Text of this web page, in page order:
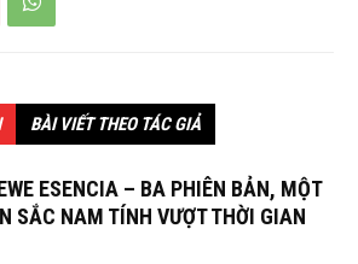
BÀI VIẾT THEO TÁC GIẢ
ESENCIA – BA PHIÊN BẢN, MỘT
SẮC NAM TÍNH VƯỢT THỜI GIAN